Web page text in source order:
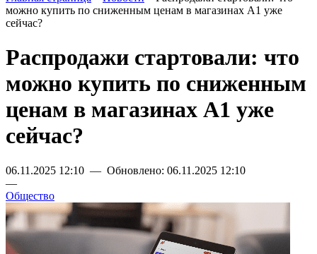
можно купить по сниженным ценам в магазинах А1 уже
сейчас?
Распродажи стартовали: что
можно купить по сниженным
ценам в магазинах А1 уже
сейчас?
06.11.2025 12:10 — Обновлено: 06.11.2025 12:10
—
Общество